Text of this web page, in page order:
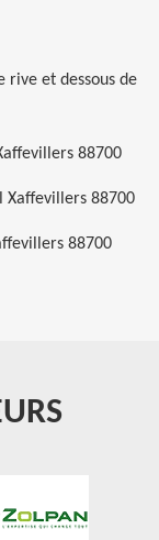
rive et dessous de
88700
Xaffevillers 88700
88700